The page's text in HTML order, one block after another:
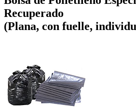
Recuperado
(Plana, con fuelle,